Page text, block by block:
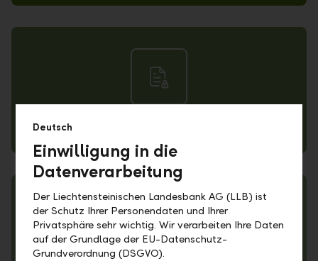
Datenschutzerklärung
Deutsch
Einwilligung in die
Datenverarbeitung
Der Liechtensteinischen Landesbank AG (LLB) ist
der Schutz Ihrer Personendaten und Ihrer
Privatsphäre sehr wichtig. Wir verarbeiten Ihre Daten
auf der Grundlage der EU-Datenschutz-
Grundverordnung (DSGVO).